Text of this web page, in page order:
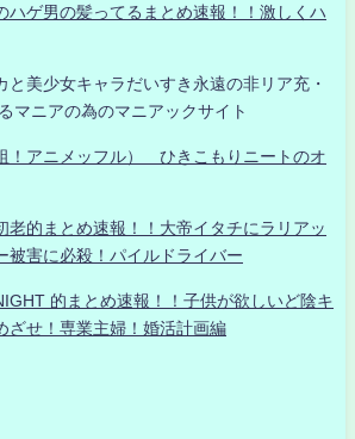
ハゲ男の髪ってるまとめ速報！！激しくハ
と美少女キャラだいすき永遠の非リア充・
マニアの為のマニアックサイト
！アニメッフル） ひきこもりニートのオ
老的まとめ速報！！大帝イタチにラリアッ
被害に必殺！パイルドライバー
的まとめ速報！！子供が欲しいど陰キ
ざせ！専業主婦！婚活計画編